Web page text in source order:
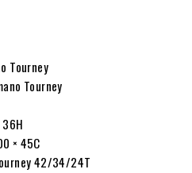
Tourney
Tourney
× 45C
42/34/24T